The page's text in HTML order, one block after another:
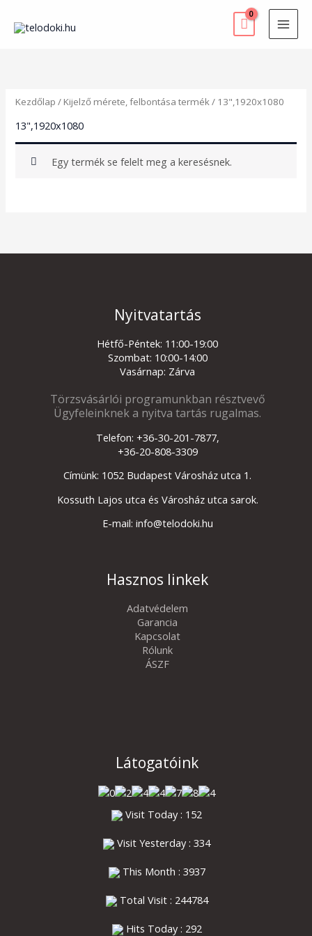
content
Kezdőlap / Kijelző mérete, felbontása termék / 13",1920x1080
13",1920x1080
Egy termék se felelt meg a keresésnek.
Nyitvatartás
Hétfő-Péntek: 11:00-19:00
Szombat: 10:00-14:00
Vasárnap: Zárva
Törzsvásárlói programunkban résztvevő
Ügyfeleinknek a nyitva tartás rugalmas.
Telefon: +36-30-201-7877,
+36-20-808-3309
Címünk: 1052 Budapest Városház utca 1.
Kossuth Lajos utca és Városház utca sarok.
E-mail: info@telodoki.hu
Hasznos linkek
Adatvédelem
Garancia
Kapcsolat
Rólunk
ÁSZF
Látogatóink
Visit Today : 152
Visit Yesterday : 334
This Month : 3937
Total Visit : 244784
Hits Today : 292